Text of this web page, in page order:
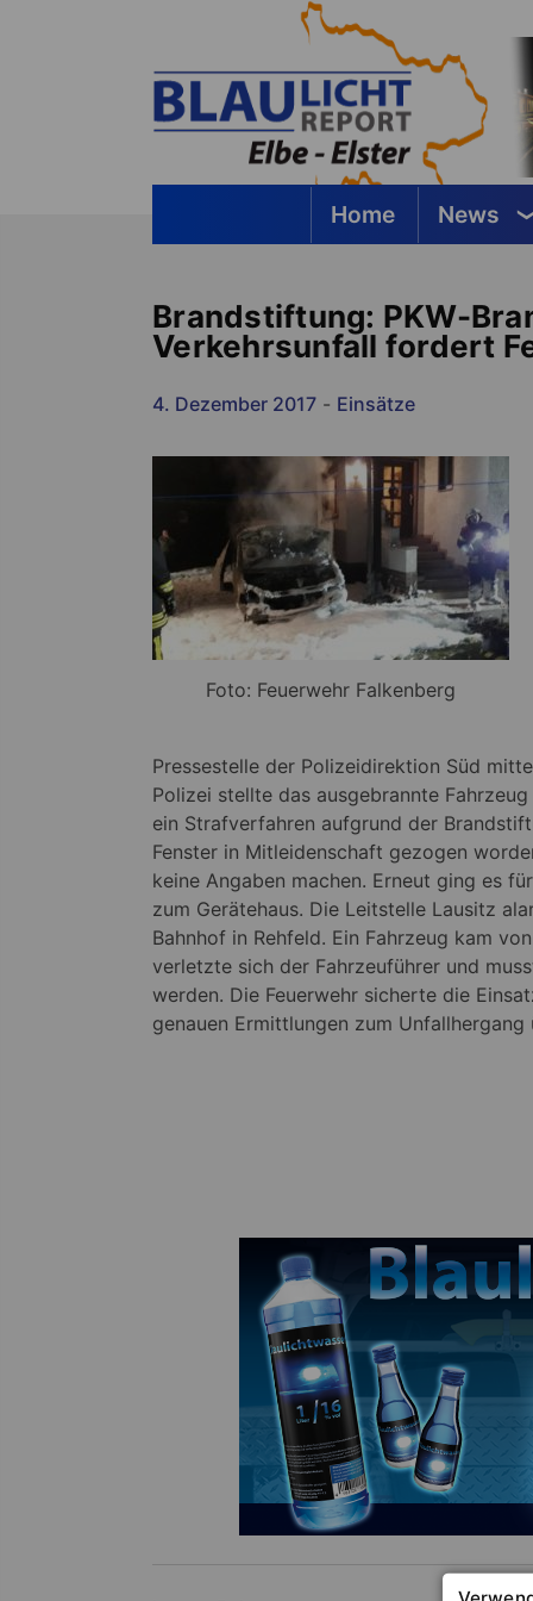
Home News
Brandstiftung: PKW-
Verkehrsunfall fordert
4. Dezember 2017 - Einsätze
Foto: Feuerwehr Falkenberg
Pressestelle der Polizeidirektion Süd
Polizei stellte das ausgebrannte
ein Strafverfahren aufgrund der
Fenster in Mitleidenschaft gezogen
keine Angaben machen. Erneut ging es
zum Gerätehaus. Die Leitstelle Lausitz
Bahnhof in Rehfeld. Ein Fahrzeug kam
verletzte sich der Fahrzeuführer und
werden. Die Feuerwehr sicherte die
genauen Ermittlungen zum